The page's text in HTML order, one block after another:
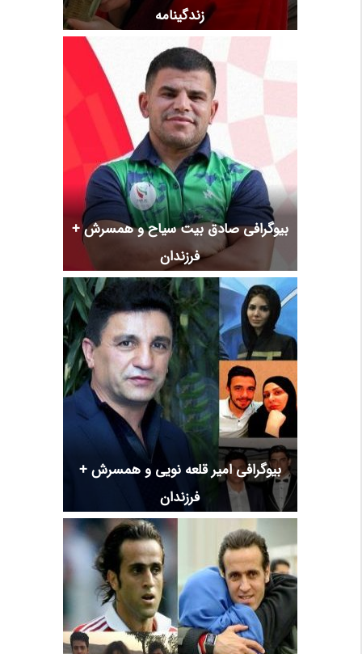
زندگینامه
بیوگرافی صادق بیت سیاح و همسرش +
فرزندان
بیوگرافی امیر قلعه نویی و همسرش +
فرزندان